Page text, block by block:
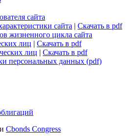
сайта
сайта | Скачать в pdf
жизненного цикла сайта
лиц | Скачать в pdf
лиц | Скачать в pdf
персональных данных (pdf)
Cbonds Congress